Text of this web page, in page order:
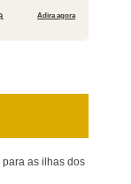
Adira agora
as ilhas dos